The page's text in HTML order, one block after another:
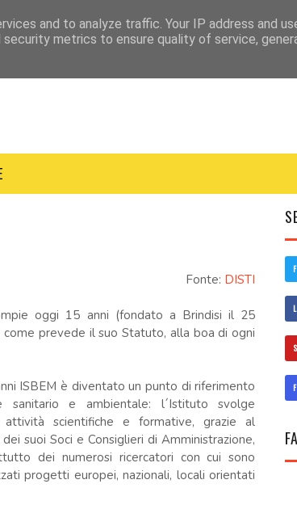
Fonte: DISTI
oggi 15 anni (fondato a Brindisi il 25
prevede il suo Statuto, alla boa di ogni
ISBEM è diventato un punto di riferimento
sanitario e ambientale: l´Istituto svolge
attività scientifiche e formative, grazie al
suoi Soci e Consiglieri di Amministrazione,
dei numerosi ricercatori con cui sono
progetti europei, nazionali, locali orientati
and to analyze traffic. Your IP address and
metrics to ensure quality of service,